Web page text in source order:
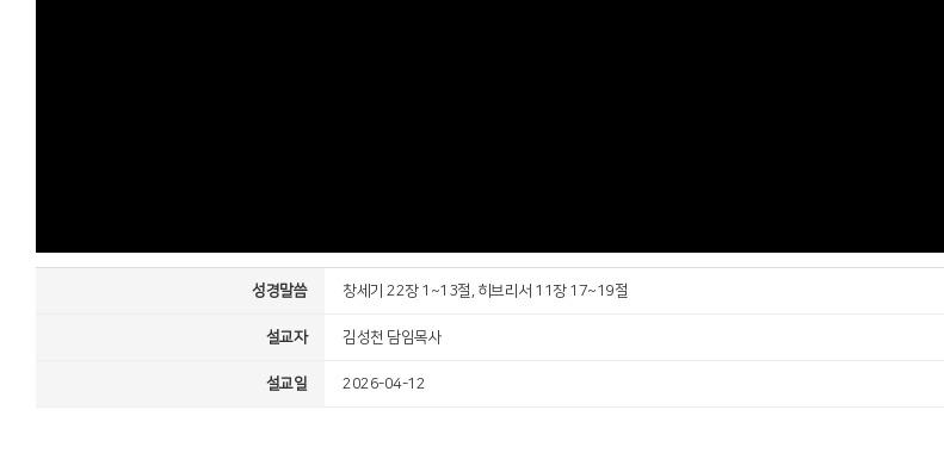
성경말씀 창세기 22장 1~13절, 히브리서 11장 17~19절
설교자 김성천 담임목사
설교일 2026-04-12